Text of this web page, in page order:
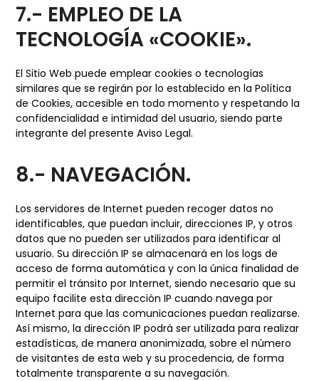
7.- EMPLEO DE LA
TECNOLOGÍA «COOKIE».
El Sitio Web puede emplear cookies o tecnologías
similares que se regirán por lo establecido en la Política
de Cookies, accesible en todo momento y respetando la
confidencialidad e intimidad del usuario, siendo parte
integrante del presente Aviso Legal.
8.- NAVEGACIÓN.
Los servidores de Internet pueden recoger datos no
identificables, que puedan incluir, direcciones IP, y otros
datos que no pueden ser utilizados para identificar al
usuario. Su dirección IP se almacenará en los logs de
acceso de forma automática y con la única finalidad de
permitir el tránsito por Internet, siendo necesario que su
equipo facilite esta dirección IP cuando navega por
Internet para que las comunicaciones puedan realizarse.
Así mismo, la dirección IP podrá ser utilizada para realizar
estadísticas, de manera anonimizada, sobre el número
de visitantes de esta web y su procedencia, de forma
totalmente transparente a su navegación.